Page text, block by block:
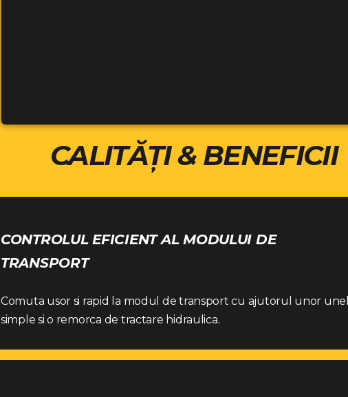
CALITĂȚI & BENEFICII
CONTROLUL EFICIENT AL MODULUI DE
TRANSPORT
Comuta usor si rapid la modul de transport cu ajutorul unor
simple si o remorca de tractare hidraulica.